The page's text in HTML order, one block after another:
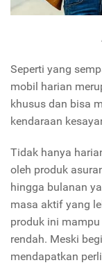
Seperti yang
mobil harian
khusus dan bisa
kendaraan
Tidak hanya
oleh produk
hingga bulanan
masa aktif yang
produk ini
rendah. Meski
mendapatkan